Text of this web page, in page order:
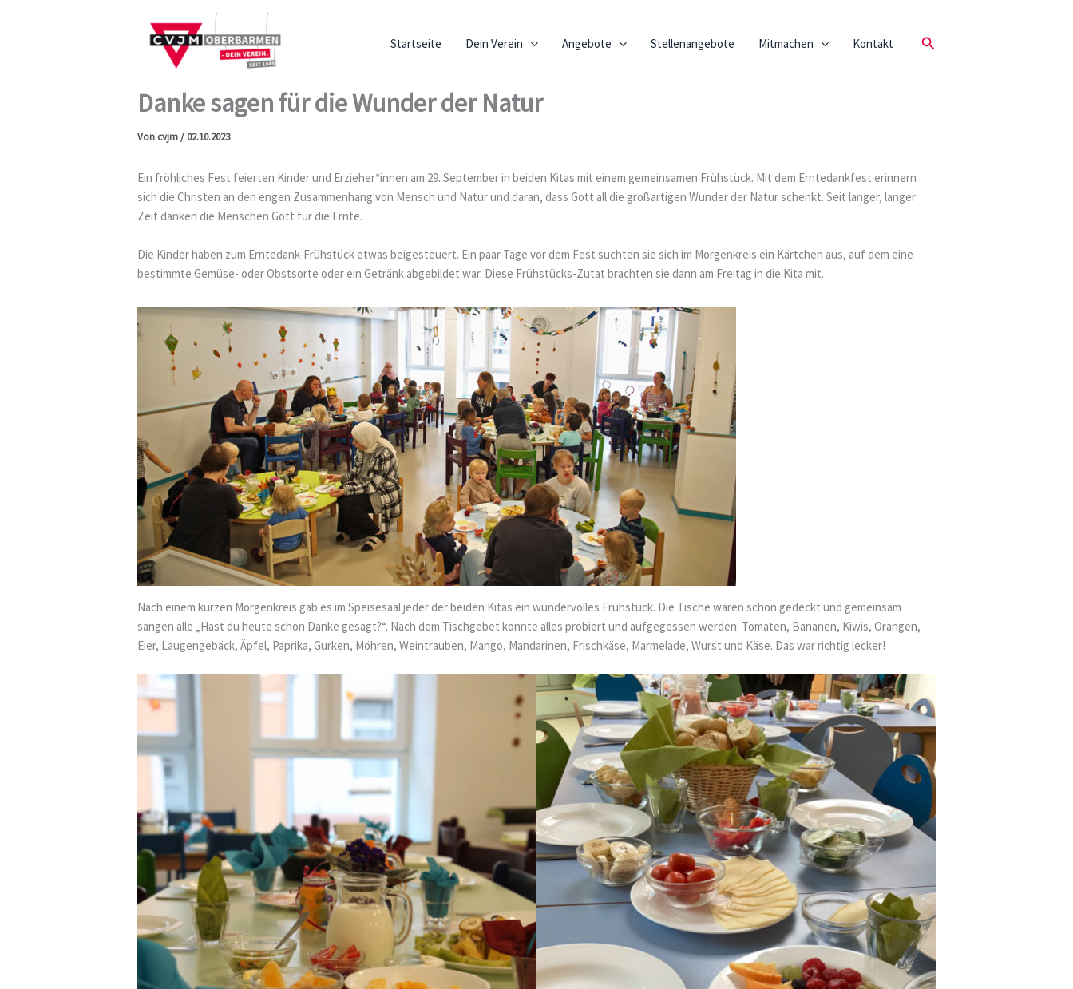
Startseite Dein Verein Angebote Stellenangebote Mitmachen Kontakt Suchen
Danke sagen für die Wunder der Natur
Von cvjm/ 02.10.2023
Ein fröhliches Fest feierten Kinder und Erzieher*innen am 29. September in beiden Kitas mit einem gemeinsamen Frühstück. Mit dem Erntedankfest erinnern
sich die Christen an den engen Zusammenhang von Mensch und Natur und daran, dass Gott all die großartigen Wunder der Natur schenkt. Seit langer, langer
Zeit danken die Menschen Gott für die Ernte.
Die Kinder haben zum Erntedank-Frühstück etwas beigesteuert. Ein paar Tage vor dem Fest suchten sie sich im Morgenkreis ein Kärtchen aus, auf dem eine
bestimmte Gemüse- oder Obstsorte oder ein Getränk abgebildet war. Diese Frühstücks-Zutat brachten sie dann am Freitag in die Kita mit.
Nach einem kurzen Morgenkreis gab es im Speisesaal jeder der beiden Kitas ein wundervolles Frühstück. Die Tische waren schön gedeckt und gemeinsam
sangen alle „Hast du heute schon Danke gesagt?“. Nach dem Tischgebet konnte alles probiert und aufgegessen werden: Tomaten, Bananen, Kiwis, Orangen,
Eier, Laugengebäck, Äpfel, Paprika, Gurken, Möhren, Weintrauben, Mango, Mandarinen, Frischkäse, Marmelade, Wurst und Käse. Das war richtig lecker!